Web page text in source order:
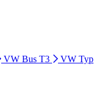
VW Bus T3
VW Typ